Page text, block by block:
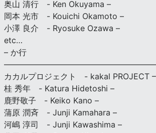
奥山 清行 - Ken Okuyama –
岡本 光市 - Kouichi Okamoto –
小澤 良介 - Ryosuke Ozawa –
etc…
– か行
カカルプロジェクト - kakal PROJECT –
桂 秀年 - Katura Hidetoshi –
鹿野敬子 - Keiko Kano –
蒲原 潤斉 - Junji Kamahara –
河嶋 淳司 - Junji Kawashima –